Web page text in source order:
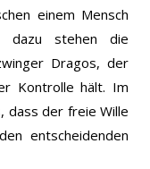
einem Mensch
dazu stehen die
Dragos, der
Kontrolle hält. Im
dass der freie Wille
entscheidenden